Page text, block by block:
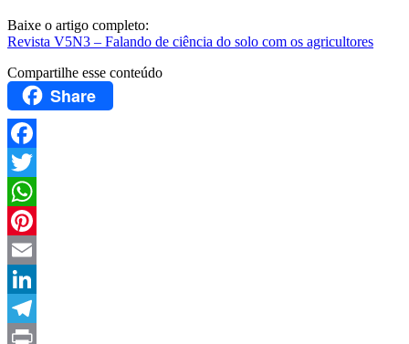
Baixe o artigo completo:
Revista V5N3 – Falando de ciência do solo com os agricultores
Compartilhe esse conteúdo
Share
Facebook
Twitter
WhatsApp
Pinterest
Email
LinkedIn
Telegram